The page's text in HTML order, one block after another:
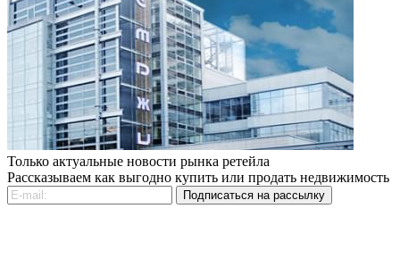
Только актуальные новости рынка ретейла
Рассказываем как выгодно купить или продать недвижимость